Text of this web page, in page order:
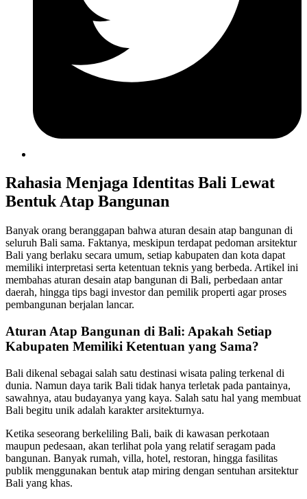
Rahasia Menjaga Identitas Bali Lewat
Bentuk Atap Bangunan
Banyak orang beranggapan bahwa aturan desain atap bangunan di
seluruh Bali sama. Faktanya, meskipun terdapat pedoman arsitektur
Bali yang berlaku secara umum, setiap kabupaten dan kota dapat
memiliki interpretasi serta ketentuan teknis yang berbeda. Artikel ini
membahas aturan desain atap bangunan di Bali, perbedaan antar
daerah, hingga tips bagi investor dan pemilik properti agar proses
pembangunan berjalan lancar.
Aturan Atap Bangunan di Bali: Apakah Setiap
Kabupaten Memiliki Ketentuan yang Sama?
Bali dikenal sebagai salah satu destinasi wisata paling terkenal di
dunia. Namun daya tarik Bali tidak hanya terletak pada pantainya,
sawahnya, atau budayanya yang kaya. Salah satu hal yang membuat
Bali begitu unik adalah karakter arsitekturnya.
Ketika seseorang berkeliling Bali, baik di kawasan perkotaan
maupun pedesaan, akan terlihat pola yang relatif seragam pada
bangunan. Banyak rumah, villa, hotel, restoran, hingga fasilitas
publik menggunakan bentuk atap miring dengan sentuhan arsitektur
Bali yang khas.